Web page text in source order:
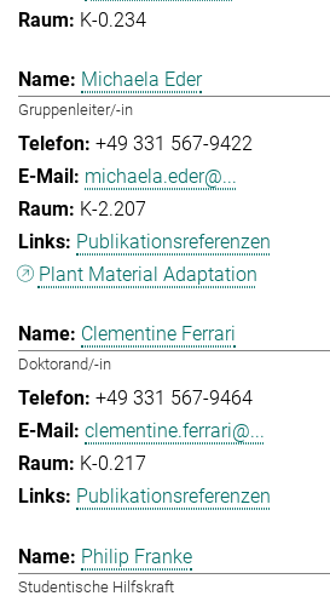
K-0.234
Michaela Eder
Gruppenleiter/-in
+49 331 567-9422
michaela.eder@...
K-2.207
Publikationsreferenzen
Plant Material Adaptation
Clementine Ferrari
Doktorand/-in
+49 331 567-9464
clementine.ferrari@...
K-0.217
Publikationsreferenzen
Philip Franke
Studentische Hilfskraft